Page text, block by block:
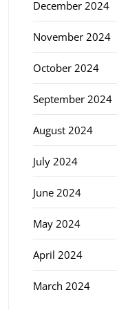
December 2024
November 2024
October 2024
September 2024
August 2024
July 2024
June 2024
May 2024
April 2024
March 2024